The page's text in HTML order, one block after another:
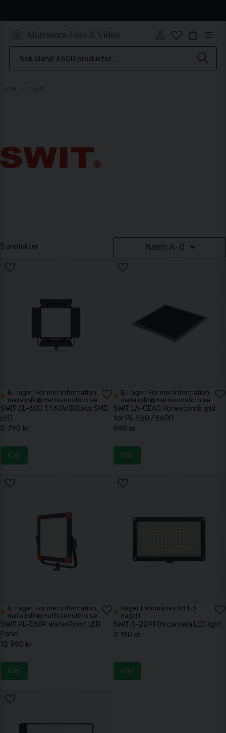
5 produkter Namn A-Ö
Ej i lager. För mer information,
maila info@mattssonsfoto.se
SWIT CL-60D 1:1 60W BiColor SMD
LED
5 790 kr
Köp
Ej i lager. För mer information,
maila info@mattssonsfoto.se
SWIT LA-GE60 Honeycomb grid
for PL-E60 / E60D
990 kr
Köp
Ej i lager. För mer information,
maila info@mattssonsfoto.se
SWIT PL-E60P WaterProof LED
Panel
12 990 kr
Köp
I lager ( Normal lev.tid 1-3
dagar)
SWIT S-2241 On camera LED light
2 190 kr
Köp